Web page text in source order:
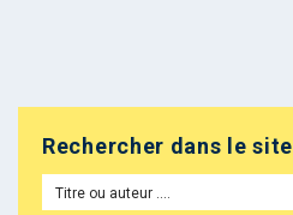
Rechercher dans le site